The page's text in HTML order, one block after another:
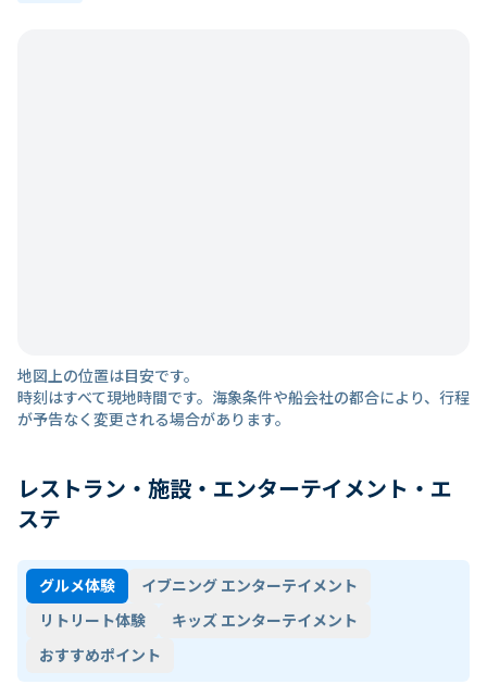
地図上の位置は目安です。
時刻はすべて現地時間です。海象条件や船会社の都合により、行程
が予告なく変更される場合があります。
レストラン・施設・エンターテイメント・エ
ステ
グルメ体験
イブニング エンターテイメント
リトリート体験
キッズ エンターテイメント
おすすめポイント